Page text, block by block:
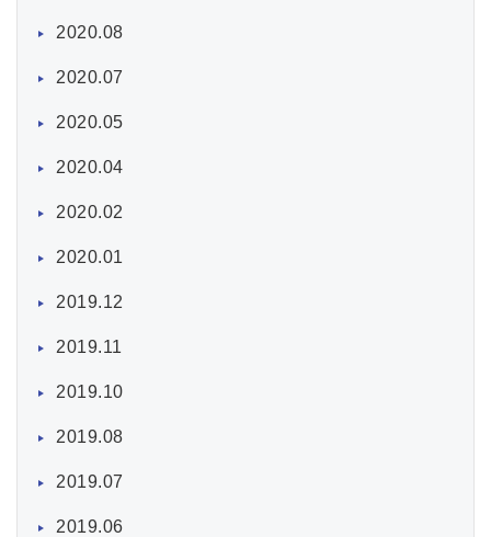
2020.08
2020.07
2020.05
2020.04
2020.02
2020.01
2019.12
2019.11
2019.10
2019.08
2019.07
2019.06